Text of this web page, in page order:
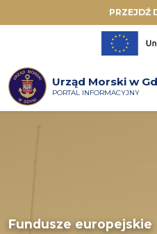
PRZEJDŹ
Urząd Morski w
PORTAL INFORMACYJNY
Fundusze europejskie